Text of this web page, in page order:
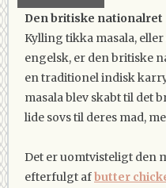
Den britiske nationalret
Kylling tikka masala,
engelsk, er den britiske
en traditionel indisk
masala blev skabt til det
lide sovs til deres mad,
Det er uomtvisteligt den
efterfulgt afbutter